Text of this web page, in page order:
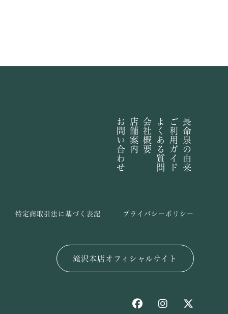
長命泉の由来
ご利用ガイド
よくある質問
会社概要
店舗案内
お問い合わせ
滝沢本店オフィシャルサイト
特定商取引法に基づく表記 プライバシーポリシー